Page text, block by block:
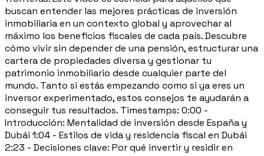
buscan entender las mejores prácticas de inversión
inmobiliaria en un contexto global y aprovechar al
máximo los beneficios fiscales de cada país. Descubre
cómo vivir sin depender de una pensión, estructurar una
cartera de propiedades diversa y gestionar tu
patrimonio inmobiliario desde cualquier parte del
mundo. Tanto si estás empezando como si ya eres un
inversor experimentado, estos consejos te ayudarán a
conseguir tus resultados. Timestamps: 0:00 -
Introducción: Mentalidad de inversión desde España y
Dubái 1:04 - Estilos de vida y residencia fiscal en Dubái
2:23 - Decisiones clave: Por qué invertir y residir en